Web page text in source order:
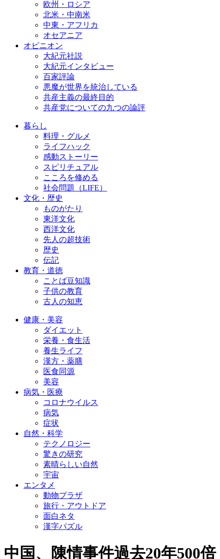
欧州・ロシア
北米・中南米
中東・アフリカ
オセアニア
オピニオン
大紀元社説
大紀元インタビュー
百家評論
悪魔が世界を統治している
共産主義の最終目的
共産党についての九つの論評
暮らし
料理・グルメ
ライフハック
感動ストーリー
スピリチュアル
こころを修める
社会問題（LIFE）
文化・歴史
ものがたり
東洋文化
西洋文化
先人の超技術
歴史
伝記
教育・道徳
ことば豆知識
子供の教育
古人の知恵
健康・美容
ダイエット
栄養・食生活
養生ライフ
漢方・薬膳
医食同源
美容
病気・医療
コロナウイルス
病気
症状
自然・科学
テクノロジー
驚きの研究
素晴らしい自然
宇宙
エンタメ
動物プラザ
旅行・アウトドア
面白ネタ
漢字パズル
中国、陳情事件過去20年500倍